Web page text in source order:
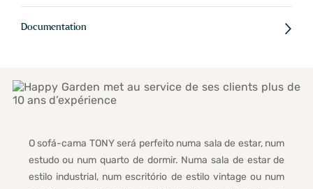
Documentation
O sofá-cama TONY será perfeito numa sala de estar, num
estudo ou num quarto de dormir. Numa sala de estar de
estilo industrial, num escritório de estilo vintage ou num